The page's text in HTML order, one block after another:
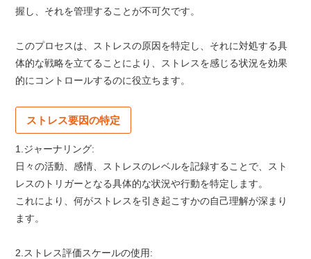
握し、それを管理することが不可欠です。
このプロセスは、ストレスの原因を特定し、それに対処する具
体的な戦略を立てることにより、ストレスを感じる状況を効果
的にコントロールするのに役立ちます。
ストレス要因の特定
1.ジャーナリング:
日々の活動、感情、ストレスのレベルを記録することで、スト
レスのトリガーとなる具体的な状況や行動を特定します。
これにより、何がストレスを引き起こすかの自己理解が深まり
ます。
2.ストレス評価スケールの使用: